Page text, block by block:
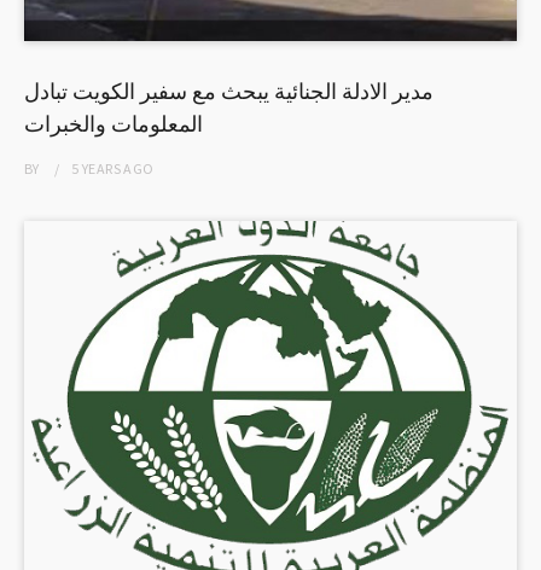
مدير الادلة الجنائية يبحث مع سفير الكويت تبادل
المعلومات والخبرات
BY 5 YEARSAGO